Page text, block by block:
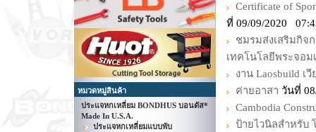
หมวดหมู่สินค้า
ประแจหกเหลี่ยม BONDHUS บอนดัส*
Made In U.S.A.
ประแจหกเหลี่ยมแบบพับ
Certificate of
ที่ 09/09/2020
ชมรมส่งเสริมกิจ
เทคโนโลยีพระจอม
งาน Laosbuild เ
ค่ายอาสา วันที่
Cambodia
ป้ายไวนิลสำหรับ